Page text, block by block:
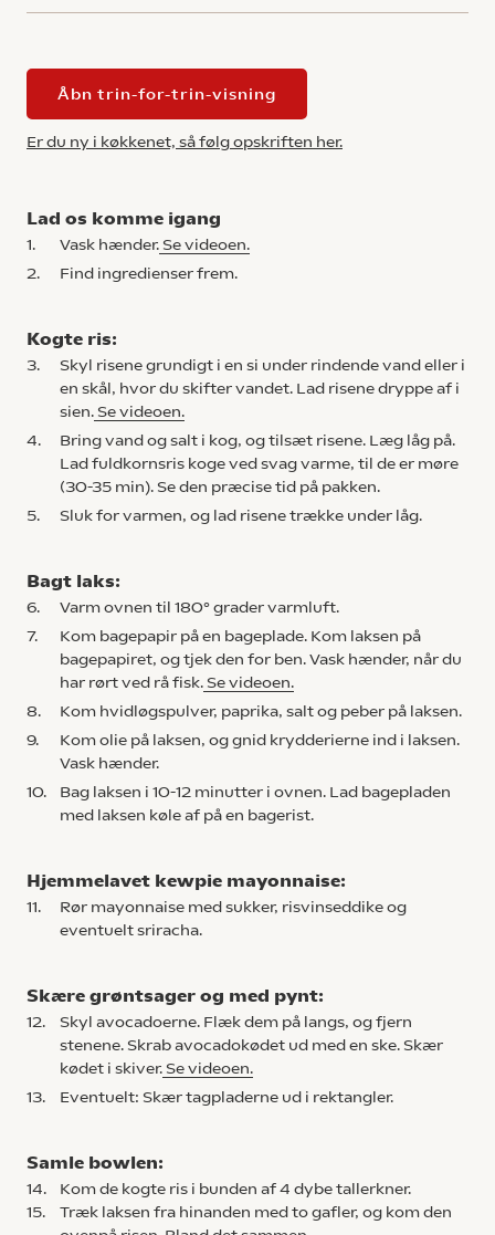
Åbn trin-for-trin-visning
Er du ny i køkkenet, så følg opskriften her.
Lad os komme igang
1. Vask hænder. Se videoen.
2.
Find ingredienser frem.
Kogte ris:
3.
Skyl risene grundigt i en si under rindende vand eller i
en skål, hvor du skifter vandet. Lad risene dryppe af i
sien. Se videoen.
4.
Bring vand og salt i kog, og tilsæt risene. Læg låg på.
Lad fuldkornsris koge ved svag varme, til de er møre
(30-35 min). Se den præcise tid på pakken.
5.
Sluk for varmen, og lad risene trække under låg.
Bagt laks:
6.
Varm ovnen til 180° grader varmluft.
7.
Kom bagepapir på en bageplade. Kom laksen på
bagepapiret, og tjek den for ben. Vask hænder, når du
har rørt ved rå fisk. Se videoen.
8.
Kom hvidløgspulver, paprika, salt og peber på laksen.
9.
Kom olie på laksen, og gnid krydderierne ind i laksen.
Vask hænder.
10.
Bag laksen i 10-12 minutter i ovnen. Lad bagepladen
med laksen køle af på en bagerist.
Hjemmelavet kewpie mayonnaise:
11.
Rør mayonnaise med sukker, risvinseddike og
eventuelt sriracha.
Skære grøntsager og med pynt:
12.
Skyl avocadoerne. Flæk dem på langs, og fjern
stenene. Skrab avocadokødet ud med en ske. Skær
kødet i skiver. Se videoen.
13.
Eventuelt: Skær tagpladerne ud i rektangler.
Samle bowlen:
14.
Kom de kogte ris i bunden af 4 dybe tallerkner.
15.
Træk laksen fra hinanden med to gafler, og kom den